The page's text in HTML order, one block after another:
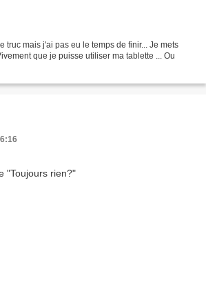
truc mais j'ai pas eu le temps de finir... Je mets
que je puisse utiliser ma tablette ... Ou